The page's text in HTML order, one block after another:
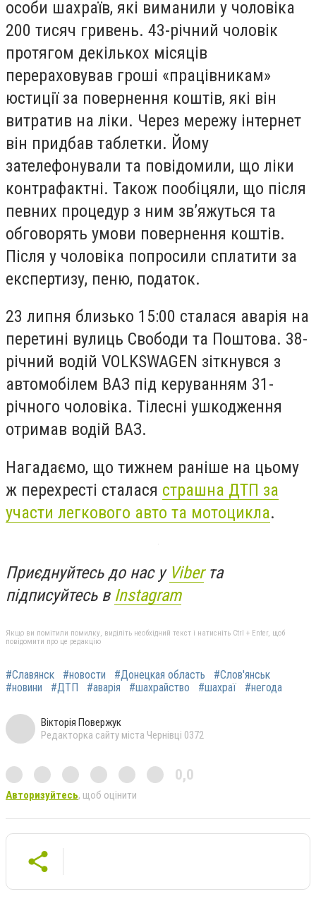
особи шахраїв, які виманили у чоловіка
200 тисяч гривень. 43-річний чоловік
протягом декількох місяців
перераховував гроші «працівникам»
юстиції за повернення коштів, які він
витратив на ліки. Через мережу інтернет
він придбав таблетки. Йому
зателефонували та повідомили, що ліки
контрафактні. Також пообіцяли, що після
певних процедур з ним зв’яжуться та
обговорять умови повернення коштів.
Після у чоловіка попросили сплатити за
експертизу, пеню, податок.
23 липня близько 15:00 сталася аварія на
перетині вулиць Свободи та Поштова. 38-
річний водій VOLKSWAGEN зіткнувся з
автомобілем ВАЗ під керуванням 31-
річного чоловіка. Тілесні ушкодження
отримав водій ВАЗ.
Нагадаємо, що тижнем раніше на цьому
ж перехресті сталася страшна ДТП за
участи легкового авто та мотоцикла.
Приєднуйтесь до нас у Viberта
підписуйтесь в Instagram
Якщо ви помітили помилку, виділіть необхідний текст і натисніть Ctrl + Enter, щоб
повідомити про це редакцію
#Славянск #новости #Донецкая область
#Слов'янськ
#новини
#ДТП #аварія #шахрайство #шахраї #негода
Вікторія Повержук
Редакторка сайту міста Чернівці 0372
0,0
Авторизуйтесь, щоб оцінити